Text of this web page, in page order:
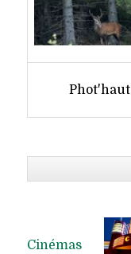
Phot'haut
Cinémas